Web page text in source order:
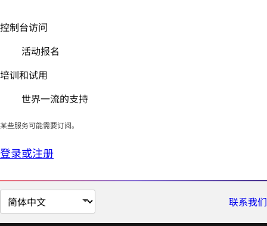
控制台访问
活动报名
培训和试用
世界一流的支持
某些服务可能需要订阅。
登录或注册
切
换
联系我们